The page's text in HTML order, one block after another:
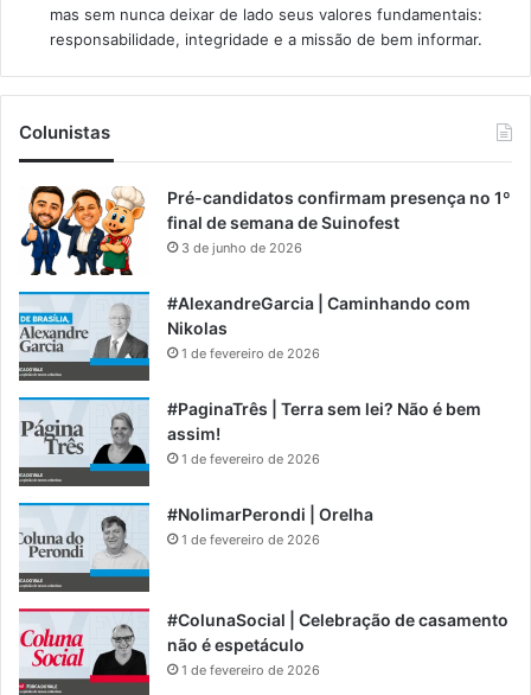
mas sem nunca deixar de lado seus valores fundamentais:
responsabilidade, integridade e a missão de bem informar.​
Colunistas
Pré-candidatos confirmam presença no 1º
final de semana de Suinofest
3 de junho de 2026
#AlexandreGarcia | Caminhando com
Nikolas
1 de fevereiro de 2026
#PaginaTrês | Terra sem lei? Não é bem
assim!
1 de fevereiro de 2026
#NolimarPerondi | Orelha
1 de fevereiro de 2026
#ColunaSocial | Celebração de casamento
não é espetáculo
1 de fevereiro de 2026